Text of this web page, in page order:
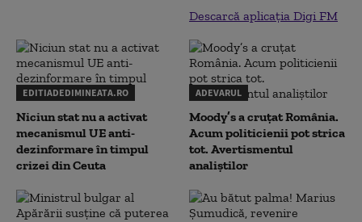
Descarcă aplicația Digi FM
EDITIADEDIMINEATA.RO
Niciun stat nu a activat
mecanismul UE anti-
dezinformare în timpul
crizei din Ceuta
ADEVARUL
Moody’s a cruțat România.
Acum politicienii pot strica
tot. Avertismentul
analiștilor